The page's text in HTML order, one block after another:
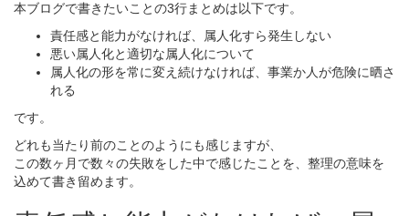
本ブログで書きたいことの3行まとめは以下です。
責任感と能力がなければ、属人化すら発生しない
悪い属人化と適切な属人化について
属人化の形を常に変え続けなければ、事業か人が危険に晒さ
れる
です。
どれも当たり前のことのようにも感じますが、
この数ヶ月で数々の失敗をした中で感じたことを、整理の意味を
込めて書き留めます。